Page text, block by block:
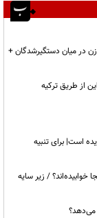
در میان دستگیرشدگان +
از طریق ترکیه
است| برای تنبیه
/ زیر سایه
می‌دهد؟